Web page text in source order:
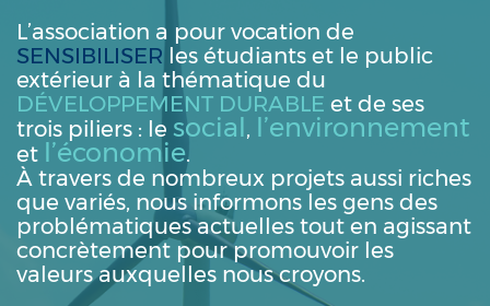
L’association a pour vocation de
SENSIBILISER les étudiants et le public
extérieur à la thématique du
DÉVELOPPEMENT DURABLE et de ses
trois piliers : le social, l’environnement
et l’économie.
À travers de nombreux projets aussi riches
que variés, nous informons les gens des
problématiques actuelles tout en agissant
concrètement pour promouvoir les
valeurs auxquelles nous croyons.